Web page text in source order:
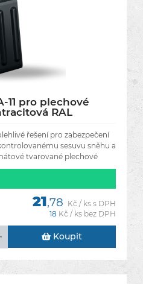
11 pro plechové
RAL
řešení pro zabezpečení
sesuvu sněhu a
tvarované plechové
21,78 Kč / ks s DPH
18 Kč / ks bez DPH
Koupit